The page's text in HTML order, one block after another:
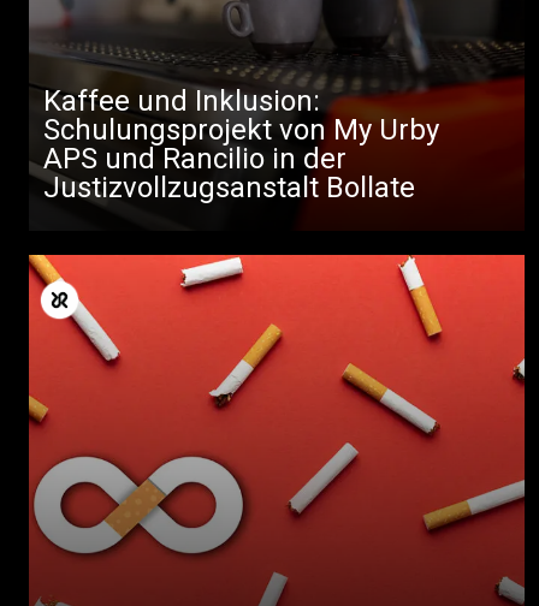
Kaffee und Inklusion:
Schulungsprojekt von My Urby
APS und Rancilio in der
Justizvollzugsanstalt Bollate